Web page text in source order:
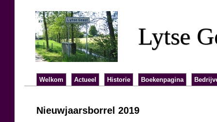
Lytse
Welkom Actueel Historie Boekenpagina
Nieuwjaarsborrel 2019